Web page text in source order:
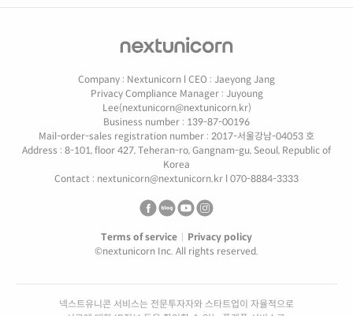
Company : Nextunicorn l CEO : Jaeyong Jang
Privacy Compliance Manager : Juyoung
Lee(nextunicorn@nextunicorn.kr)
Business number : 139-87-00196
Mail-order-sales registration number : 2017-서울강남-04053 호
Address : 8-101, floor 427, Teheran-ro, Gangnam-gu, Seoul, Republic of
Korea
Contact : nextunicorn@nextunicorn.kr l 070-8884-3333
Terms of service | Privacy policy
©nextunicorn Inc. All rights reserved.
넥스트유니콘 서비스는 전문투자자와 스타트업이 자율적으로